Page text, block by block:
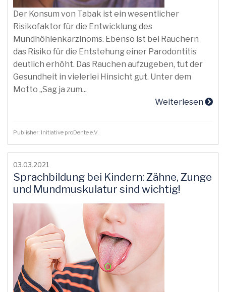
Der Konsum von Tabak ist ein wesentlicher
Risikofaktor für die Entwicklung des
Mundhöhlenkarzinoms. Ebenso ist bei Rauchern
das Risiko für die Entstehung einer Parodontitis
deutlich erhöht. Das Rauchen aufzugeben, tut der
Gesundheit in vielerlei Hinsicht gut. Unter dem
Motto „Sag ja zum...
Weiterlesen
Publisher: Initiative proDente e.V.
03.03.2021
Sprachbildung bei Kindern: Zähne, Zunge
und Mundmuskulatur sind wichtig!